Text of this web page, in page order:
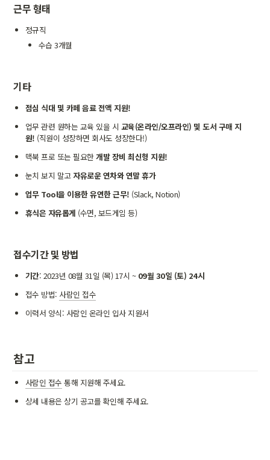
근무 형태
정규직
수습 3개월
기타
점심 식대 및 카페 음료 전액 지원!
업무 관련 원하는 교육 있을 시 교육(온라인/오프라인) 및 도서 구매 지
원! (직원이 성장하면 회사도 성장한다!)
맥북 프로 또는 필요한 개발 장비 최신형 지원!
눈치 보지 말고 자유로운 연차와 연말 휴가
업무 Tool을 이용한 유연한 근무! (Slack, Notion)
휴식은 자유롭게 (수면, 보드게임 등)
접수기간 및 방법
기간: 2023년 08월 31일 (목) 17시 ~ 09월 30일 (토) 24시
접수 방법: 사람인 접수
이력서 양식: 사람인 온라인 입사 지원서
참고
사람인 접수 통해 지원해 주세요.
상세 내용은 상기 공고를 확인해 주세요.